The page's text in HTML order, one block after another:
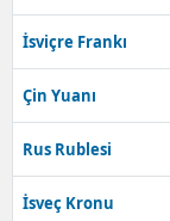
İsviçre Frankı
Çin Yuanı
Rus Rublesi
İsveç Kronu